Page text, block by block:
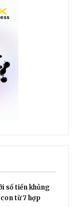
số tiền khủng
từ 7 hợp